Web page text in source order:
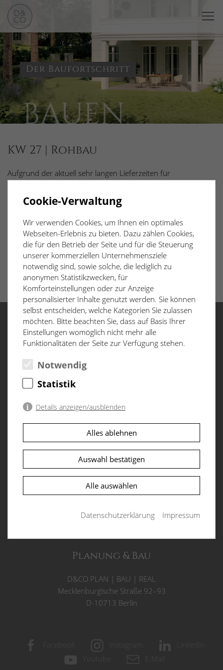
Der Baufortschritt
BAUEN
KW 27 | Rohbau
Aufgrund der aktuell sehr langen Lieferzeiten für
WU-(wasserundurchlässigem) Beton hergestellt. Der
außerhalb der Bodenplatte verlegte Ringerder wurde an das
Fundament angeschlossen.
Menü
Start
D&CO
Impressum
Objektadresse
Auber Steig 2
Planung & Bau
D&CO PLAN BAU
REAL
Mecklenburgische Straße 92–93
D-10713 Berlin
Cookie-Verwaltung
Wir verwenden Cookies, um Ihnen ein optimales
Webseiten-Erlebnis zu bieten. Dazu zählen Cookies,
die für den Betrieb der Seite und für die Steuerung
unserer kommerziellen Unternehmensziele
notwendig sind, sowie solche, die lediglich zu
anonymen Statistikzwecken, für
Komforteinstellungen oder zur Anzeige
personalisierter Inhalte genutzt werden. Sie können
selbst entscheiden, welche Kategorien Sie zulassen
möchten. Bitte beachten Sie, dass auf Basis Ihrer
Einstellungen womöglich nicht mehr alle
Funktionalitäten der Seite zur Verfügung stehen.
Notwendig
Statistik
Details anzeigen/ausblenden
Notwendig(2)
Notwendige Cookies ermöglichen grundlegende
Funktionen und sind für die einwandfreie
Funktion der Website erforderlich.
(Session)
Schlüssel, der die Sessiondaten auf dem Server
über Cookies oder als Bestandteil der URL an ein
Sessiondaten auf dem Server wiederfinden kann.
Laufzeit: Session
Anbieter: Diese Website
Datenschutzerklärung
Alles ablehnen
Auswahl bestätigen
Alle auswählen
Datenschutzerklärung Impressum